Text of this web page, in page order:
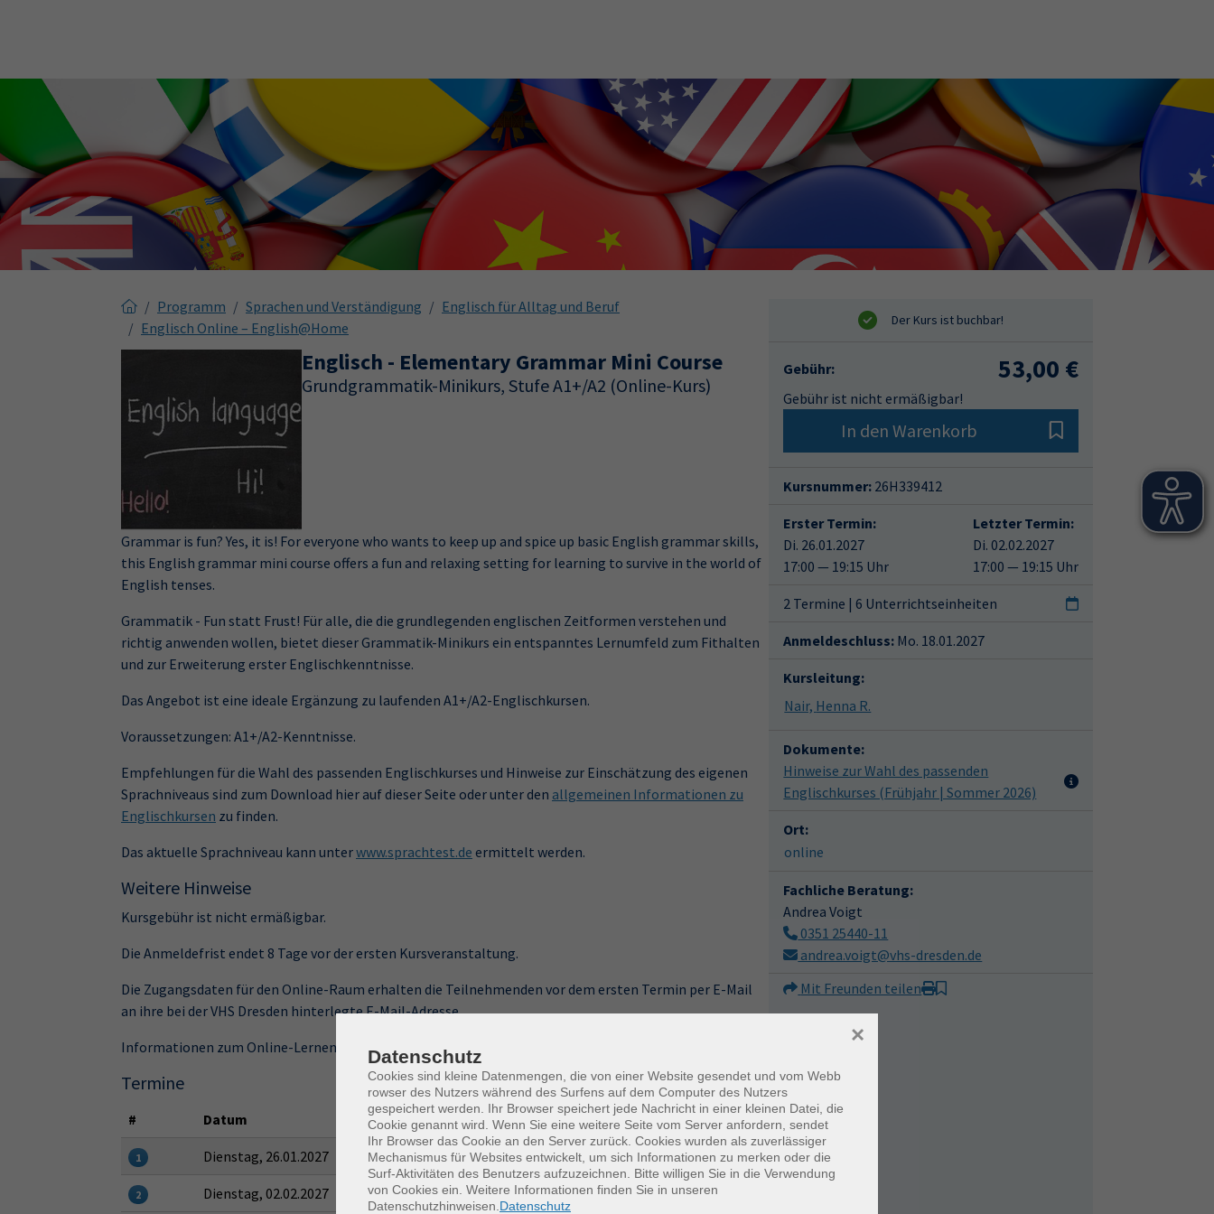
Programm Sprachen und Verständigung
Englisch für Alltag und Beruf
Englisch Online – English@Home
Englisch - Elementary Grammar Mini Course
Grundgrammatik-Minikurs, Stufe A1+/A2 (Online-Kurs)
Grammar is fun? Yes, it is! For everyone who wants to keep up and spice up basic English grammar skills,
this English grammar mini course offers a fun and relaxing setting for learning to survive in the world of
English tenses.
Grammatik - Fun statt Frust! Für alle, die die grundlegenden englischen Zeitformen verstehen und
richtig anwenden wollen, bietet dieser Grammatik-Minikurs ein entspanntes Lernumfeld zum Fithalten
und zur Erweiterung erster Englischkenntnisse.
Das Angebot ist eine ideale Ergänzung zu laufenden A1+/A2-Englischkursen.
Voraussetzungen: A1+/A2-Kenntnisse.
Empfehlungen für die Wahl des passenden Englischkurses und Hinweise zur Einschätzung des eigenen
Sprachniveaus sind zum Download hier auf dieser Seite oder unter den allgemeinen Informationen zu
Englischkursen zu finden.
Das aktuelle Sprachniveau kann unterwww.sprachtest.de ermittelt werden.
Weitere Hinweise
Kursgebühr ist nicht ermäßigbar.
Die Anmeldefrist endet 8 Tage vor der ersten Kursveranstaltung.
Die Zugangsdaten für den Online-Raum erhalten die Teilnehmenden vor dem ersten Termin per E-Mail
an ihre bei der VHS Dresden hinterlegte E-Mail-Adresse.
Informationen zum Online-Lernen gibt's unter
vhs-dresden.de/tipps-zum-online-lernen
Termine
# Datum Uhrzeit
1 Dienstag, 26.01.2027 17:00 — 19:15 Uhr
2 Dienstag, 02.02.2027 17:00 — 19:15 Uhr
Gebühr: 53,00 €
Gebühr ist nicht ermäßigbar!
In den Warenkorb
Kursnummer: 26H339412
Erster Termin:
Di. 26.01.2027
17:00 — 19:15 Uhr
Letzter Termin:
Di. 02.02.2027
17:00 — 19:15 Uhr
2 Termine | 6 Unterrichtseinheiten
Anmeldeschluss: Mo. 18.01.2027
Kursleitung:
Nair, Henna R.
Dokumente:
Hinweise zur Wahl des passenden
Englischkurses (Frühjahr | Sommer 2026)
Ort:
online
Fachliche Beratung:
Andrea Voigt
0351 25440-11
andrea.voigt@vhs-dresden.de
Mit Freunden teilen
Datenschutz
Cookies sind kleine Datenmengen, die von einer Website gesendet und vom Webb
rowser des Nutzers während des Surfens auf dem Computer des Nutzers
gespeichert werden. Ihr Browser speichert jede Nachricht in einer kleinen Datei, die
Cookie genannt wird. Wenn Sie eine weitere Seite vom Server anfordern, sendet
Ihr Browser das Cookie an den Server zurück. Cookies wurden als zuverlässiger
Mechanismus für Websites entwickelt, um sich Informationen zu merken oder die
Surf-Aktivitäten des Benutzers aufzuzeichnen. Bitte willigen Sie in die Verwendung
von Cookies ein. Weitere Informationen finden Sie in unseren
Datenschutzhinweisen. Datenschutz
×